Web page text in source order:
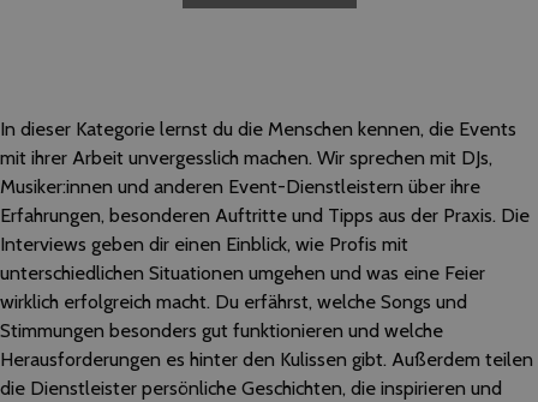
In dieser Kategorie lernst du die Menschen kennen, die Events
mit ihrer Arbeit unvergesslich machen. Wir sprechen mit DJs,
Musiker:innen und anderen Event-Dienstleistern über ihre
Erfahrungen, besonderen Auftritte und Tipps aus der Praxis. Die
Interviews geben dir einen Einblick, wie Profis mit
unterschiedlichen Situationen umgehen und was eine Feier
wirklich erfolgreich macht. Du erfährst, welche Songs und
Stimmungen besonders gut funktionieren und welche
Herausforderungen es hinter den Kulissen gibt. Außerdem teilen
die Dienstleister persönliche Geschichten, die inspirieren und